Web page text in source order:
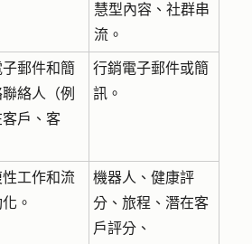
慧型內容、社群串
流。
郵件和簡
絡人（例
戶、客
行銷電子郵件或簡
訊。
工作和流
。
機器人、健康評
分、旅程、潛在客
戶評分、